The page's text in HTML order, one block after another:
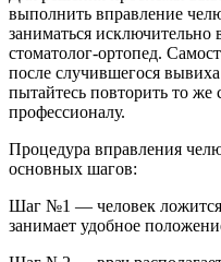
выполнить вправление
заниматься исключительно
стоматолог-ортопед.
после случившегося
пытайтесь повторить то же
профессионалу.
Процедура вправления
основных шагов:
Шаг №1 — человек ложится
занимает удобное